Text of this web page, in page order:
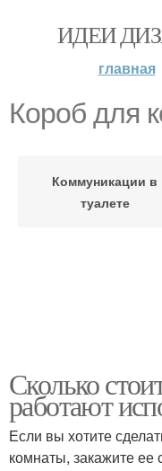
ИДЕИ
главная
Короб для
Коммуникации в
туалете
Сколько
работают
Если вы хотите
комнаты, закажите